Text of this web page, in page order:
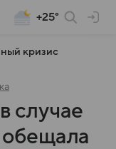
+25°
кризис
случае